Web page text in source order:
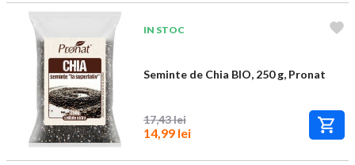
IN STOC
Seminte de Chia BIO, 250 g, Pronat
17,43 lei
14,99 lei